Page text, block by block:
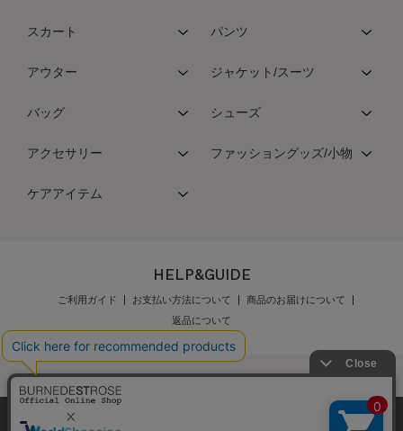
スカート パンツ
アウター ジャケット/スーツ
バッグ シューズ
アクセサリー ファッショングッズ/小物
ケアアイテム
HELP&GUIDE
ご利用ガイド お支払い方法について
商品のお届けについて
返品について
弊社はCookieを利用し、Webの利便性向上に努め